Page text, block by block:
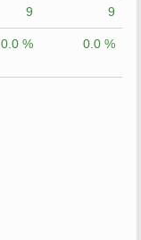
9 9
0.0 % 0.0 %